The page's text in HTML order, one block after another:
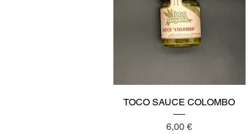
Aperçu rapide
TOCO SAUCE COLOMBO
Prix
6,00 €